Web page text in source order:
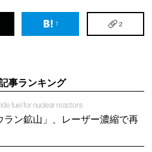
1 2
事ランキング
fuel for nuclear reactors
ラン鉱山」、レーザー濃縮で再